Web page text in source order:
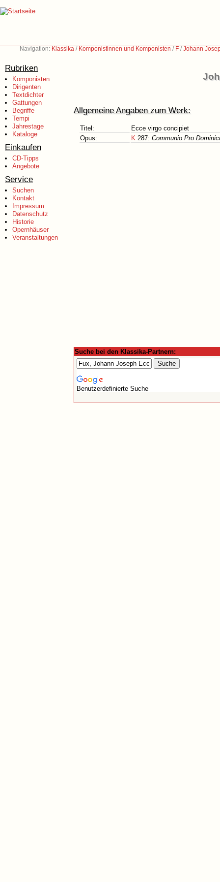
Navigation: Klassika / Komponistinnen und Komponisten / F /Johann
Rubriken
Komponisten
Dirigenten
Textdichter
Gattungen
Begriffe
Tempi
Jahrestage
Kataloge
Einkaufen
CD-Tipps
Angebote
Service
Suchen
Kontakt
Impressum
Datenschutz
Historie
Opernhäuser
Veranstaltungen
Allgemeine Angaben zum Werk:
Titel:
Ecce virgo concipiet
Opus:
K 287: Communio Pro
Suche bei den Klassika-Partnern:
Benutzerdefinierte Suche